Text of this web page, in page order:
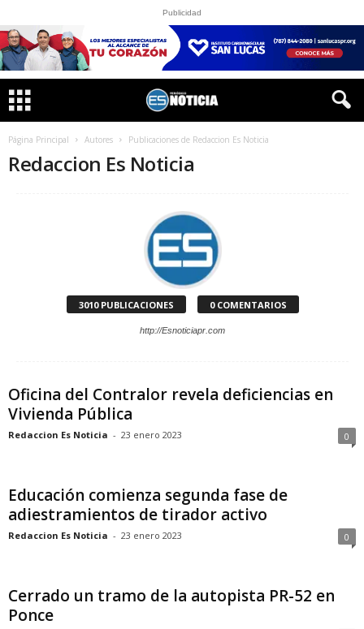
Publicidad
Página Principal Autores Publicaciones de Redaccion Es Noticia
Redaccion Es Noticia
3010 PUBLICACIONES 0 COMENTARIOS
http://Esnoticiapr.com
Oficina del Contralor revela deficiencias en
Vivienda Pública
Redaccion Es Noticia - 23 enero 2023 0
Educación comienza segunda fase de
adiestramientos de tirador activo
Redaccion Es Noticia - 23 enero 2023 0
Cerrado un tramo de la autopista PR-52 en
Ponce